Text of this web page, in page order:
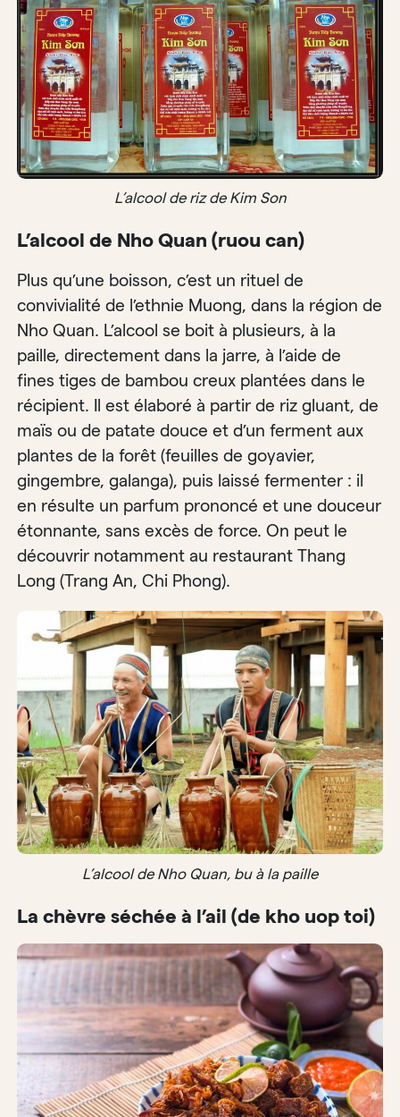
L’alcool de riz de Kim Son
L’alcool de Nho Quan (ruou can)
Plus qu’une boisson, c’est un rituel de
convivialité de l’ethnie Muong, dans la région de
Nho Quan. L’alcool se boit à plusieurs, à la
paille, directement dans la jarre, à l’aide de
fines tiges de bambou creux plantées dans le
récipient. Il est élaboré à partir de riz gluant, de
maïs ou de patate douce et d’un ferment aux
plantes de la forêt (feuilles de goyavier,
gingembre, galanga), puis laissé fermenter : il
en résulte un parfum prononcé et une douceur
étonnante, sans excès de force. On peut le
découvrir notamment au restaurant Thang
Long (Trang An, Chi Phong).
L’alcool de Nho Quan, bu à la paille
La chèvre séchée à l’ail (de kho uop toi)